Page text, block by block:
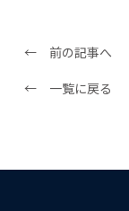
← 前の記事へ
← 一覧に戻る